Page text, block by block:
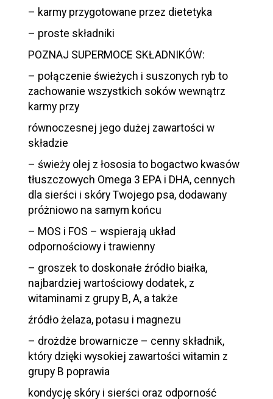
– karmy przygotowane przez dietetyka
– proste składniki
POZNAJ SUPERMOCE SKŁADNIKÓW:
– połączenie świeżych i suszonych ryb to
zachowanie wszystkich soków wewnątrz
karmy przy
równoczesnej jego dużej zawartości w
składzie
– świeży olej z łososia to bogactwo kwasów
tłuszczowych Omega 3 EPA i DHA, cennych
dla sierści i skóry Twojego psa, dodawany
próżniowo na samym końcu
– MOS i FOS – wspierają układ
odpornościowy i trawienny
– groszek to doskonałe źródło białka,
najbardziej wartościowy dodatek, z
witaminami z grupy B, A, a także
źródło żelaza, potasu i magnezu
– drożdże browarnicze – cenny składnik,
który dzięki wysokiej zawartości witamin z
grupy B poprawia
kondycję skóry i sierści oraz odporność